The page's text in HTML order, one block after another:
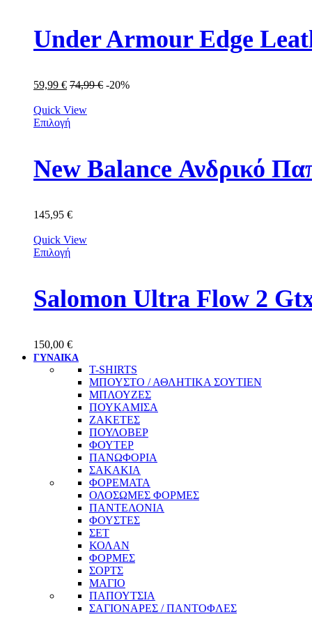
Under Armour Edge
59,99 € 74,99€ -20%
Quick View
Επιλογή
New Balance Ανδρικό
145,95 €
Quick View
Επιλογή
Salomon Ultra Flow 2
150,00 €
ΓΥΝΑΙΚΑ
T-SHIRTS
ΜΠΟΥΣΤΟ / ΑΘΛΗΤΙΚΑ ΣΟΥΤΙΕΝ
ΜΠΛΟΥΖΕΣ
ΠΟΥΚΑΜΙΣΑ
ΖΑΚΕΤΕΣ
ΠΟΥΛΟΒΕΡ
ΦΟΥΤΕΡ
ΠΑΝΩΦΟΡΙΑ
ΣΑΚΑΚΙΑ
ΦΟΡΕΜΑΤΑ
ΟΛΟΣΩΜΕΣ ΦΟΡΜΕΣ
ΠΑΝΤΕΛΟΝΙΑ
ΦΟΥΣΤΕΣ
ΣΕΤ
ΚΟΛΑΝ
ΦΟΡΜΕΣ
ΣΟΡΤΣ
ΜΑΓΙΟ
ΠΑΠΟΥΤΣΙΑ
ΣΑΓΙΟΝΑΡΕΣ / ΠΑΝΤΟΦΛΕΣ